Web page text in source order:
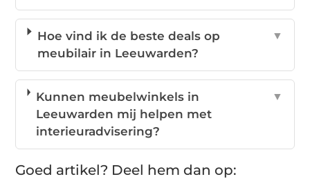
Hoe vind ik de beste deals op
meubilair in Leeuwarden?
▼
Kunnen meubelwinkels in
Leeuwarden mij helpen met
interieuradvisering?
▼
Goed artikel? Deel hem dan op: